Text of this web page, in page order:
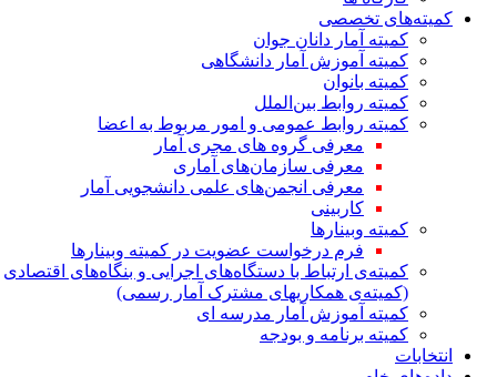
کمیته‌های تخصصی
کمیته آمار دانان جوان
کمیته آموزش آمار دانشگاهی
کمیته بانوان
کمیته روابط بین‌الملل
کمیته روابط عمومی و امور مربوط به اعضا
معرفی گروه های مجری آمار
معرفی سازمان‌های آماری
معرفی انجمن‌های علمی دانشجویی آمار
کاربینی
کمیته وبینارها
فرم درخواست عضویت در کمیته وبینارها
کمیته‌ی ارتباط با دستگاه‌های اجرایی و بنگاه‌های اقتصادی
(کمیته‌ی همکاریهای مشترک آمار رسمی)
کمیته آموزش آمار مدرسه ای
کمیته برنامه و بودجه
انتخابات